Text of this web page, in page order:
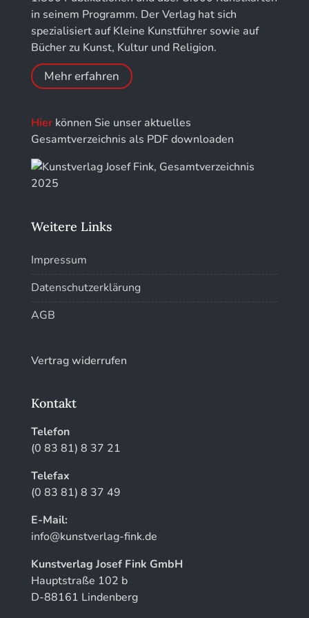
Jahrbuch der Stiftung Thüringer Schlösser und
Gärten
in seinem Programm. Der Verlag hat sich
spezialisiert auf Kleine Kunstführer sowie auf
Bücher zu Kunst, Kultur und Religion.
Mehr erfahren
Hierkönnen Sie unser aktuelles
Gesamtverzeichnis als PDF downloaden
Weitere Links
Impressum
Datenschutzerklärung
AGB
Vertrag widerrufen
Kontakt
Telefon
(0 83 81) 8 37 21
Telefax
(0 83 81) 8 37 49
E-Mail:
info@kunstverlag-fink.de
Kunstverlag Josef Fink GmbH
Hauptstraße 102 b
D-88161 Lindenberg